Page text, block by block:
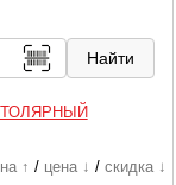
↑ / цена ↓ / скидка ↓